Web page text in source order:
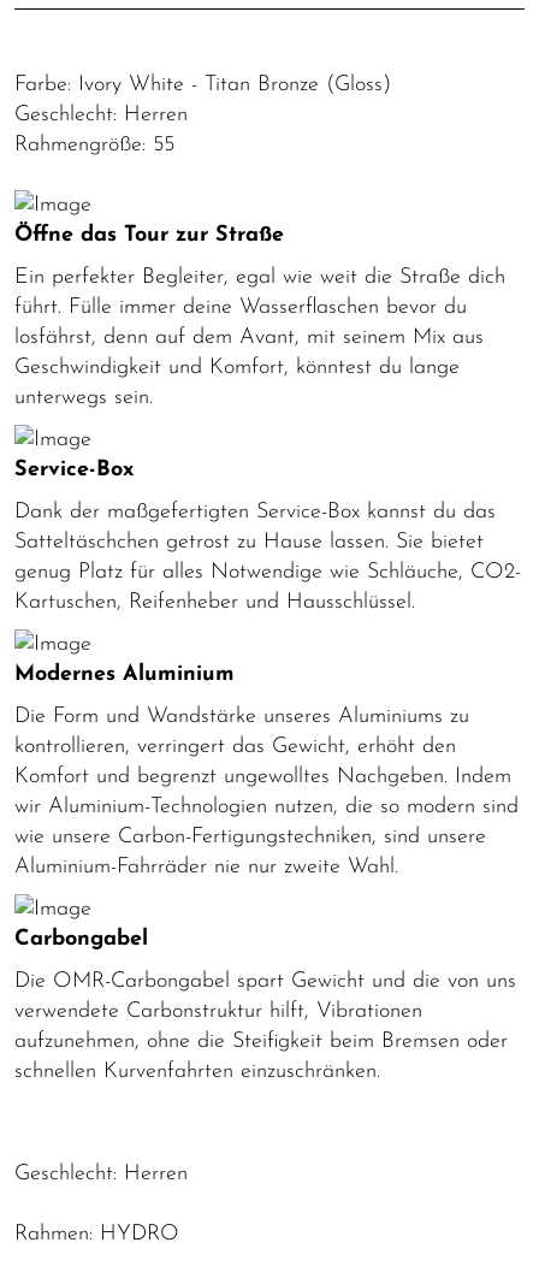
Farbe: Ivory White - Titan Bronze (Gloss)
Geschlecht: Herren
Rahmengröße: 55
Öffne das Tour zur Straße
Ein perfekter Begleiter, egal wie weit die Straße dich
führt. Fülle immer deine Wasserflaschen bevor du
losfährst, denn auf dem Avant, mit seinem Mix aus
Geschwindigkeit und Komfort, könntest du lange
unterwegs sein.
Service-Box
Dank der maßgefertigten Service-Box kannst du das
Satteltäschchen getrost zu Hause lassen. Sie bietet
genug Platz für alles Notwendige wie Schläuche, CO2-
Kartuschen, Reifenheber und Hausschlüssel.
Modernes Aluminium
Die Form und Wandstärke unseres Aluminiums zu
kontrollieren, verringert das Gewicht, erhöht den
Komfort und begrenzt ungewolltes Nachgeben. Indem
wir Aluminium-Technologien nutzen, die so modern sind
wie unsere Carbon-Fertigungstechniken, sind unsere
Aluminium-Fahrräder nie nur zweite Wahl.
Carbongabel
Die OMR-Carbongabel spart Gewicht und die von uns
verwendete Carbonstruktur hilft, Vibrationen
aufzunehmen, ohne die Steifigkeit beim Bremsen oder
schnellen Kurvenfahrten einzuschränken.
Geschlecht: Herren
Rahmen: HYDRO